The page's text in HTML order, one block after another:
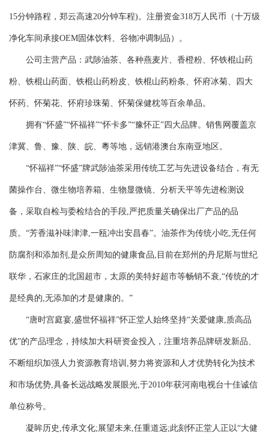
15分钟路程，郑云高速20分钟车程)。注册资金318万人民币（十万级
净化车间承接OEM固体饮料、谷物冲调制品）。
公司主营产品：武陟油茶、各种燕麦片、香橙粉、怀铁棍山药
粉、铁棍山药面、铁棍山药粉皮、铁棍山药粉条、怀府冰菊、四大
怀药、怀菊花、怀府珍珠菊、怀菊保健枕等百余单品。
拥有“怀盛”“怀福祥”“怀卡多”“豫怀正”四大品牌。销售网覆盖京
津冀、鲁、豫、陕、皖、粵等地，远销港澳台东南亚地区。
“怀福祥”“怀盛”牌武陟油茶采用传统工艺与先进设备结合，有无
菌操作台、微生物培养箱、生物显微镜、分析天平等先进检测设
备，采取自检与委检结合的手段,严把质量关确保出厂产品的品
质。“芳香滋补味津津,一瓯冲出安昌春”。油茶作为传统小吃,无任何
防腐剂和添加剂,是众所周知的健康食品,目前在郑州的丹尼斯与世纪
联华，石家庄的北国超市，太原的美特好超市等畅销不衰,“传统的才
是经典的,无添加的才是健康的。”
“唐时宫庭宴,盛世怀福祥”怀正堂人始终坚持“关爱健康,质高品
优”的产品理念，持续加大科研资金投入，注重培养品牌研发新品、
不断组织加强人力资源教育培训,努力将资源和人才优势转化为技术
和市场优势,具备长远战略发展眼光,于2010年获河南电视台十佳诚信
单位称号。
凝眸历史,传承文化;展望未来,任重道远;此刻怀正堂人正以“大健